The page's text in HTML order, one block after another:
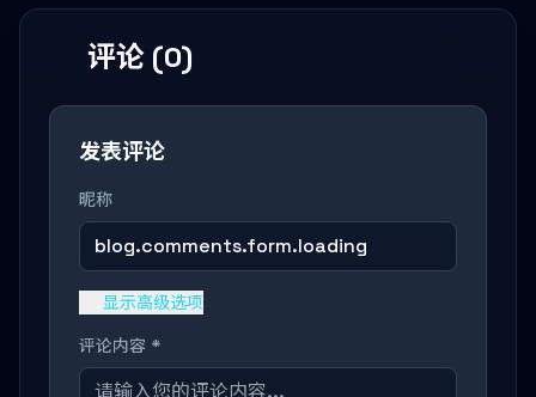
评论 (0)
发表评论
昵称
blog.comments.form.loading
显示高级选项
评论内容 *